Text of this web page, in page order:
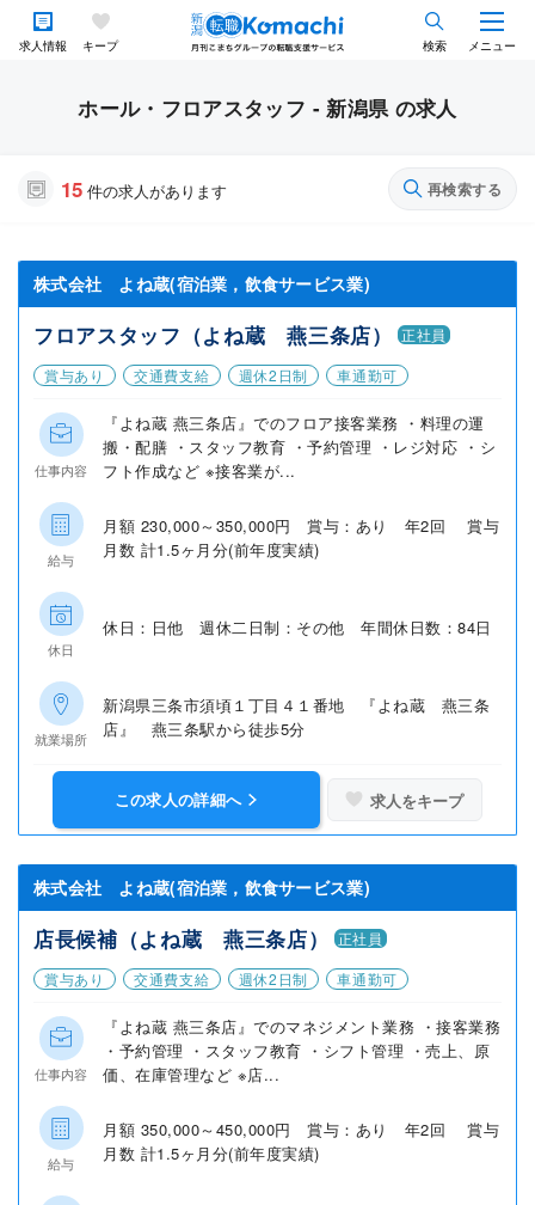
求人情報 キープ 検索 メニュー
ホール・フロアスタッフ - 新潟県 の求人
15 件の求人があります 再検索する
株式会社 よね蔵(宿泊業，飲食サービス業)
フロアスタッフ（よね蔵 燕三条店）
正社員
賞与あり
交通費支給 週休2日制 車通勤可
仕事内容
『よね蔵 燕三条店』でのフロア接客業務 ・料理の運
搬・配膳 ・スタッフ教育 ・予約管理 ・レジ対応 ・シ
フト作成など ※接客業が...
給与
月額 230,000～350,000円 賞与：あり 年2回 賞与
月数 計1.5ヶ月分(前年度実績)
休日
休日：日他 週休二日制：その他 年間休日数：84日
就業場所
新潟県三条市須頃１丁目４１番地 『よね蔵 燕三条
店』 燕三条駅から徒歩5分
この求人の詳細へ 求人をキープ
株式会社 よね蔵(宿泊業，飲食サービス業)
店長候補（よね蔵 燕三条店）
正社員
賞与あり
交通費支給 週休2日制 車通勤可
仕事内容
『よね蔵 燕三条店』でのマネジメント業務 ・接客業務
・予約管理 ・スタッフ教育 ・シフト管理 ・売上、原
価、在庫管理など ※店...
給与
月額 350,000～450,000円 賞与：あり 年2回 賞与
月数 計1.5ヶ月分(前年度実績)